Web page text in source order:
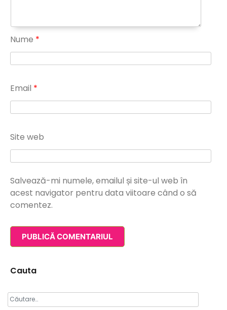
Nume *
Email *
Site web
Salvează-mi numele, emailul și site-ul web în
acest navigator pentru data viitoare când o să
comentez.
Cauta
Caută
după: